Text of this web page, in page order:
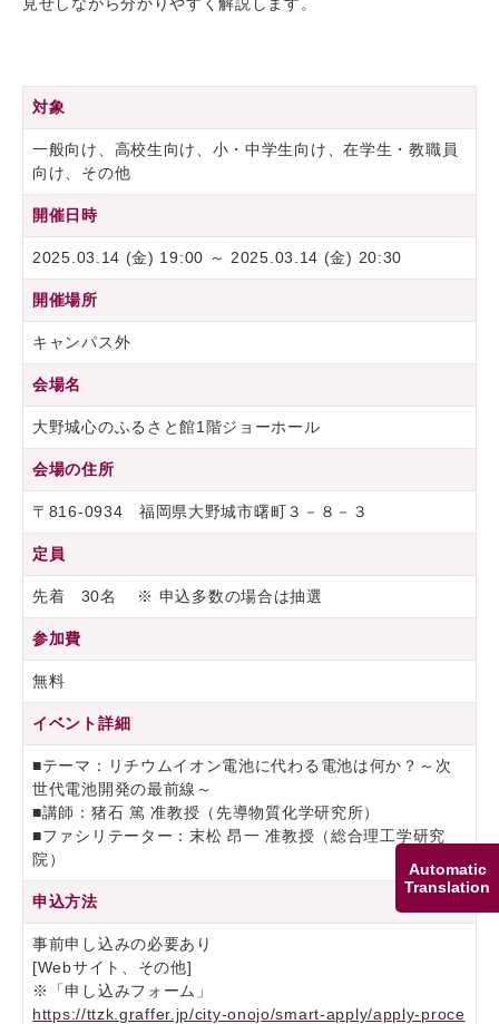
Automatic
Translation
対象
一般向け、高校生向け、小・中学生向け、在学生・教職員
向け、その他
開催日時
2025.03.14 (金) 19:00 ～ 2025.03.14 (金) 20:30
開催場所
キャンパス外
会場名
大野城心のふるさと館1階ジョーホール
会場の住所
〒816-0934 福岡県大野城市曙町３－８－３
定員
先着 30名 ※ 申込多数の場合は抽選
参加費
無料
イベント詳細
■テーマ：リチウムイオン電池に代わる電池は何か？～次
世代電池開発の最前線～
■講師：猪石 篤 准教授（先導物質化学研究所）
■ファシリテーター：末松 昂一 准教授（総合理工学研究
院）
申込方法
事前申し込みの必要あり
[Webサイト、その他]
※「申し込みフォーム」
https://ttzk.graffer.jp/city-onojo/smart-apply/apply-proce